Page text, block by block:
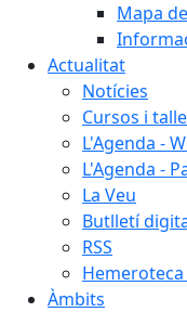
Mapa
Actualitat
Notícies
Cursos i
L'Agenda -
L'Agenda -
La Veu
Butlletí
RSS
Àmbits